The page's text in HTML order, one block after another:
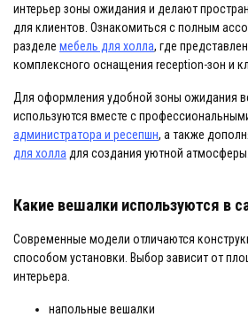
интерьер зоны ожидания и делают
для клиентов. Ознакомиться с полным
разделе мебель для холла, где
комплексного оснащения reception-зон и
Для оформления удобной зоны ожидания
используются вместе с
администратора и ресепшн, а также
для холладля создания уютной атмосферы.
Какие вешалки используются в
Современные модели отличаются
способом установки. Выбор зависит от
интерьера.
напольные вешалки